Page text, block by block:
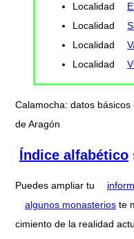
Localidad
Localidad
Localidad
Localidad
Calamocha: datos
de Aragón
Índice alfabético
Puedes ampliar tu
algunos monasterios te
cimiento de la realidad